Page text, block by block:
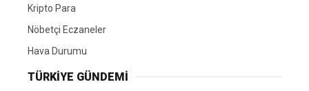
Kripto Para
Nöbetçi Eczaneler
Hava Durumu
TÜRKIYE GÜNDEMI